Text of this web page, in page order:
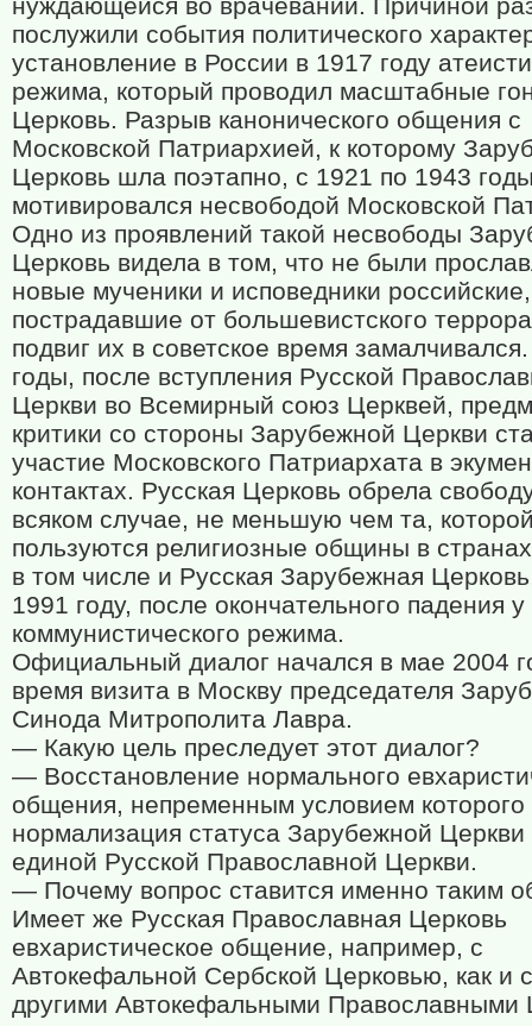
послужили события политического
установление в России в 1917 году
режима, который проводил масштабные
Церковь. Разрыв канонического общения с
Московской Патриархией, к которому
Церковь шла поэтапно, с 1921 по 1943
мотивировался несвободой Московской
Одно из проявлений такой несвободы
Церковь видела в том, что не были
новые мученики и исповедники российские,
пострадавшие от большевистского
подвиг их в советское время
годы, после вступления Русской
Церкви во Всемирный союз Церквей,
критики со стороны Зарубежной Церкви
участие Московского Патриархата в
контактах. Русская Церковь обрела
всяком случае, не меньшую чем та,
пользуются религиозные общины в
в том числе и Русская Зарубежная
1991 году, после окончательного падения у
коммунистического режима.
Официальный диалог начался в мае 2004
время визита в Москву председателя
Синода Митрополита Лавра.
— Какую цель преследует этот диалог?
— Восстановление нормального
общения, непременным условием которого
нормализация статуса Зарубежной Церкви
единой Русской Православной Церкви.
— Почему вопрос ставится именно таким
Имеет же Русская Православная Церковь
евхаристическое общение, например, с
Автокефальной Сербской Церковью, как и
другими Автокефальными Православными